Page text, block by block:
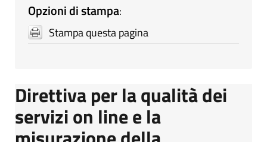
Opzioni di stampa:
Stampa questa pagina
Direttiva per la qualità dei
servizi on line e la